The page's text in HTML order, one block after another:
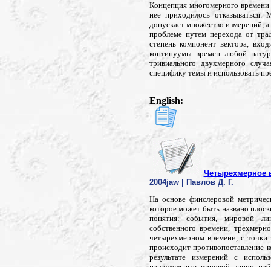
Концепция многомерного времени
нее приходилось
допускает множество измерений,
проблеме путем перехода от
степень компонент вектора,
континуумы времен любой
тривиального двухмерного
специфику темы и использовать
English:
Четырехмерное
2004jaw | Павлов Д. Г.
На основе финслеровой
которое может быть названо
понятия: события, мировой
собственного времени,
четырехмерном времени, с точки
происходит противопоставление
результате измерений с